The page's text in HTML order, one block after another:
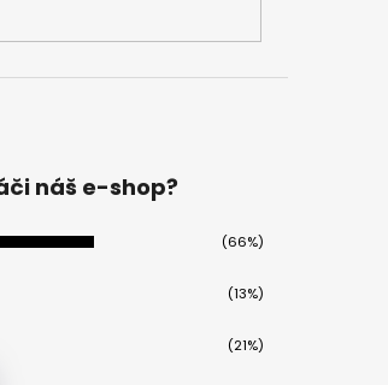
náš e-shop?
(66%)
(13%)
(21%)